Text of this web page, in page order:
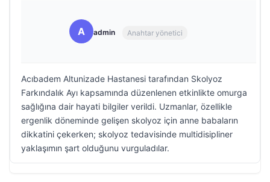
A admin Anahtar yönetici
Acıbadem Altunizade Hastanesi tarafından Skolyoz
Farkındalık Ayı kapsamında düzenlenen etkinlikte omurga
sağlığına dair hayati bilgiler verildi. Uzmanlar, özellikle
ergenlik döneminde gelişen skolyoz için anne babaların
dikkatini çekerken; skolyoz tedavisinde multidisipliner
yaklaşımın şart olduğunu vurguladılar.